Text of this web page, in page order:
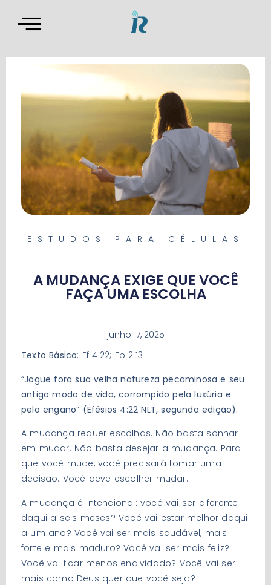
ESTUDOS PARA CÉLULAS
A MUDANÇA EXIGE QUE VOCÊ
FAÇA UMA ESCOLHA
junho 17, 2025
Texto Básico: Ef 4:22; Fp 2:13
“Jogue fora sua velha natureza pecaminosa e seu
antigo modo de vida, corrompido pela luxúria e
pelo engano” (Efésios 4:22 NLT, segunda edição).
A mudança requer escolhas. Não basta sonhar
em mudar. Não basta desejar a mudança. Para
que você mude, você precisará tomar uma
decisão. Você deve escolher mudar.
A mudança é intencional: você vai ser diferente
daqui a seis meses? Você vai estar melhor daqui
a um ano? Você vai ser mais saudável, mais
forte e mais maduro? Você vai ser mais feliz?
Você vai ficar menos endividado? Você vai ser
mais como Deus quer que você seja?